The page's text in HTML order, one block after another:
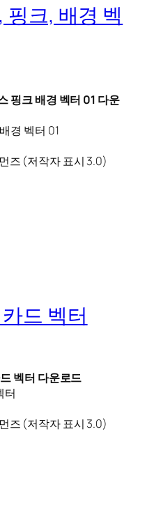
크, 배경 벡
핑크 배경 벡터 01 다운
경 벡터 01
즈 (저작자 표시 3.0)
드 벡터
벡터 다운로드
터
즈 (저작자 표시 3.0)